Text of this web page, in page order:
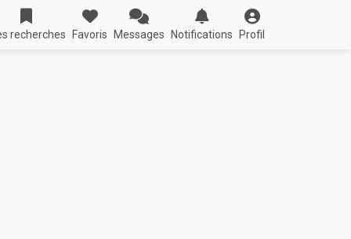
recherches Favoris Messages Notifications Profil